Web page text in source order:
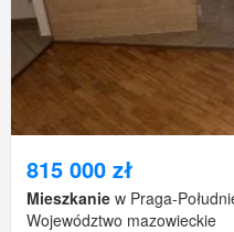
815 000 zł
Mieszkanie w Praga-
Województwo mazowieckie